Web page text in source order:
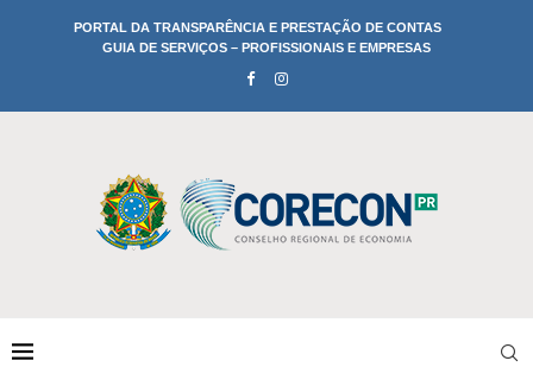
PORTAL DA TRANSPARÊNCIA E PRESTAÇÃO DE CONTAS
GUIA DE SERVIÇOS – PROFISSIONAIS E EMPRESAS